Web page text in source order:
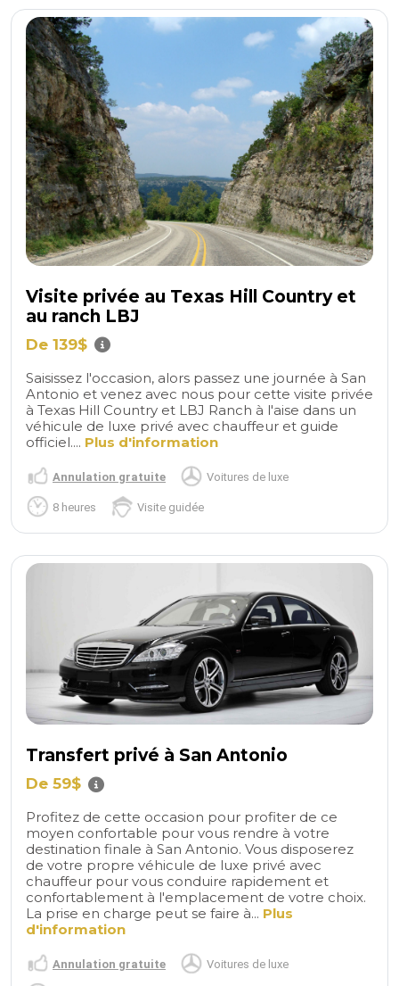
Visite privée au Texas Hill Country et
au ranch LBJ
De 139$
Saisissez l'occasion, alors passez une journée à San
Antonio et venez avec nous pour cette visite privée
à Texas Hill Country et LBJ Ranch à l'aise dans un
véhicule de luxe privé avec chauffeur et guide
officiel.... Plus d'information
Annulation gratuite Voitures de luxe
8 heures Visite guidée
Transfert privé à San Antonio
De 59$
Profitez de cette occasion pour profiter de ce
moyen confortable pour vous rendre à votre
destination finale à San Antonio. Vous disposerez
de votre propre véhicule de luxe privé avec
chauffeur pour vous conduire rapidement et
confortablement à l'emplacement de votre choix.
La prise en charge peut se faire à... Plus
d'information
Annulation gratuite Voitures de luxe